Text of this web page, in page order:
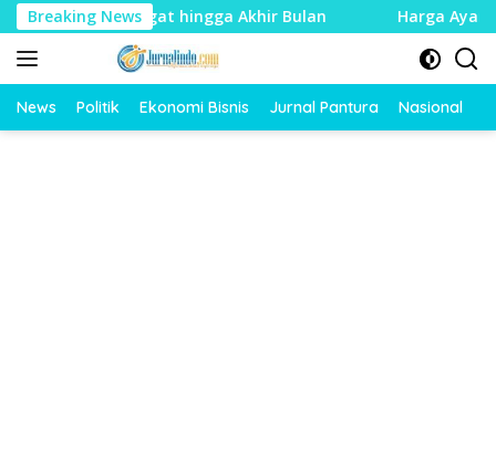
Langsung
ke
konten
Breaking News
Tenggat hingga Akhir Bulan Harga Ayam Dan
News Politik Ekonomi Bisnis Jurnal Pantura Nasional